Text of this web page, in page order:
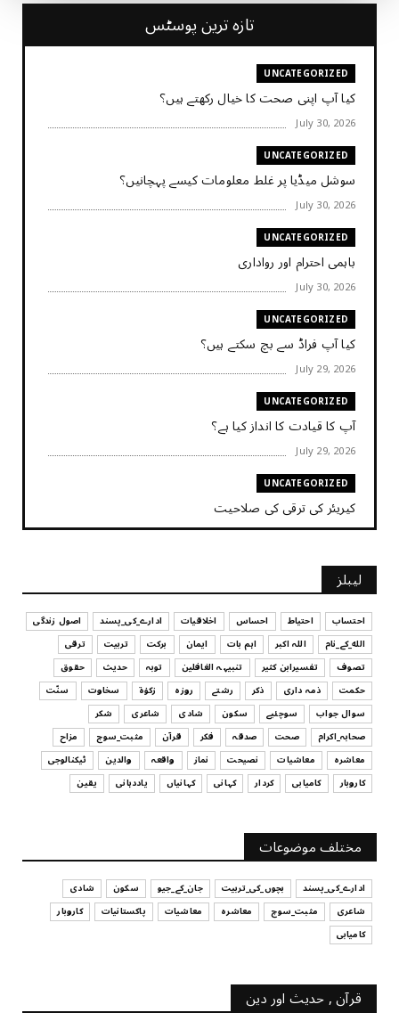
تازہ ترین پوسٹس
UNCATEGORIZED
کیا آپ اپنی صحت کا خیال رکھتے ہیں؟
July 30, 2026
UNCATEGORIZED
سوشل میڈیا پر غلط معلومات کیسے پہچانیں؟
July 30, 2026
UNCATEGORIZED
باہمی احترام اور رواداری
July 30, 2026
UNCATEGORIZED
کیا آپ فراڈ سے بچ سکتے ہیں؟
July 29, 2026
UNCATEGORIZED
آپ کا قیادت کا انداز کیا ہے؟
July 29, 2026
UNCATEGORIZED
کیریئر کی ترقی کی صلاحیت
July 29, 2026
UNCATEGORIZED
کیا آپ اپنے باس کو مؤثر طریقے سے منظم کر رہے ہیں
July 29, 2026
UNCATEGORIZED
اس وقت آپ کا موڈ کیسا ہے؟
July 29, 2026
UNCATEGORIZED
قرض لینے اور دینے میں ہوشیاری
July 29, 2026
آپ کا فیصلہ کرنے کا انداز
July 29, 2026
لیبلز
احتساب احتیاط احساس اخلاقیات ادارے_کی_پسند
اصول زندگی
الله_کے_نام
اللہ اکبر اہم بات ایمان برکت تربیت
ترقی
تصوف
تفسیرابن کثیر تنبیہہ الغافلین توبہ حدیث
حقوق
حکمت
ذمہ داری ذکر رشتے روزہ زکوٰۃ سخاوت
سنّت
سوال جواب
سوچئیے سکون شادی شاعری
شکر
صحابہ_اکرام
صحت صدقہ فکر قرآن مثبت_سوچ
مزاح
معاشرہ
معاشیات نصیحت نماز واقعہ والدین
ٹیکنالوجی
کاروبار
کامیابی کردار کہانی کہانیاں یاددہانی یقین
مختلف موضوعات
ادارے_کی_پسند بچوں_کی_تربیت جان_کے_جیو سکون
شادی
شاعری
مثبت_سوچ معاشرہ معاشیات پاکستانیات
کاروبار
کامیابی
قرآن , حدیث اور دین